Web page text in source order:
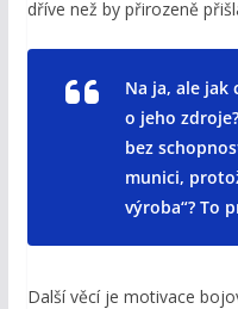
dříve než by přirozeně
Na ja, ale jak
o jeho
bez
munici,
výroba“? To
Další věcí je motivace